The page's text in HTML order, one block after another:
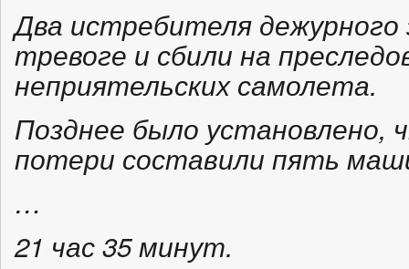
Два истребителя дежурного
тревоге и сбили на
неприятельских самолета.
Позднее было установлено,
потери составили пять
…
21 час 35 минут.